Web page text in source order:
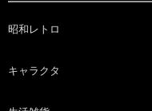
昭和レトロ
キャラクタ